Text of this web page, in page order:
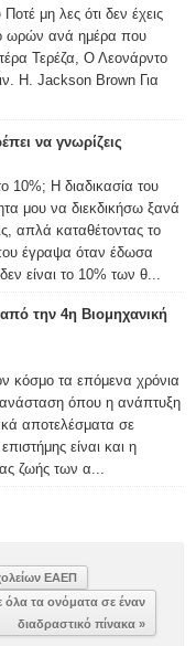
μη λες ότι δεν έχεις
ωρών ανά ημέρα που
Τερέζα, Ο Λεονάρντο
H. Jackson Brown Για
να γνωρίζεις
10%; Η διαδικασία του
μου να διεκδικήσω ξανά
απλά καταθέτοντας το
έγραψα όταν έδωσα
είναι το 10% των θ...
την 4η Βιομηχανική
κόσμο τα επόμενα χρόνια
όπου η ανάπτυξη
αποτελέσματα σε
είναι και η
ζωής των α...
ΕΑΕΠ
τα ονόματα σε έναν
διαδραστικό πίνακα »